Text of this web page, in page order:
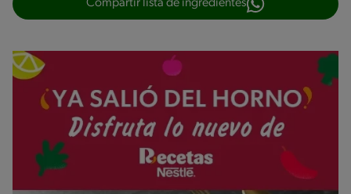
Compartir lista de ingredientes